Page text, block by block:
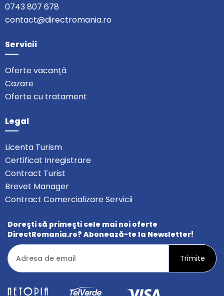
0743 807 678
contact@directromania.ro
Servicii
Oferte vacanță
Cazare
Oferte cu tratament
Legal
Licenta Turism
Certificat Inregistrare
Contract Turist
Brevet Manager
Contract Comercializare Servicii
Doreşti să primeşti cele mai noi oferte
DirectRomania.ro? Abonează-te la Newsletter!